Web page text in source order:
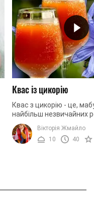
Квас із цикорію
Квас з цикорію - це,
найбільш незвичайних
тільки можна знайти.
здивує вас своїм
смаком. Однак, ...
Вікторія Жмайло
10
40